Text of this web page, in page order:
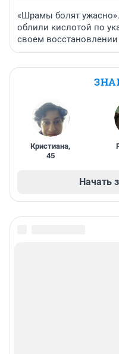
«Шрамы болят
облили кислотой по
своем восстановлении
Кристиана,
45
Начать